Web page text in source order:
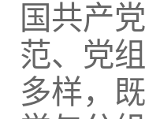
国共产
范、党
多样，